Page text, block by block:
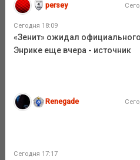
persey
Сегодня 18:09
«Зенит» ожидал
Энрике еще вчера - источник
Renegade
Сегодня 17:17